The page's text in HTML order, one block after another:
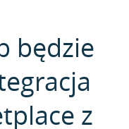
będzie
z